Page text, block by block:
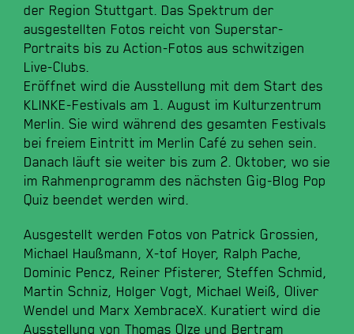
der Region Stuttgart. Das Spektrum der
ausgestellten Fotos reicht von Superstar-
Portraits bis zu Action-Fotos aus schwitzigen
Live-Clubs.
Eröffnet wird die Ausstellung mit dem Start des
KLINKE-Festivals am 1. August im Kulturzentrum
Merlin. Sie wird während des gesamten Festivals
bei freiem Eintritt im Merlin Café zu sehen sein.
Danach läuft sie weiter bis zum 2. Oktober, wo sie
im Rahmenprogramm des nächsten Gig-Blog Pop
Quiz beendet werden wird.
Ausgestellt werden Fotos von Patrick Grossien,
Michael Haußmann, X-tof Hoyer, Ralph Pache,
Dominic Pencz, Reiner Pfisterer, Steffen Schmid,
Martin Schniz, Holger Vogt, Michael Weiß, Oliver
Wendel und Marx XembraceX. Kuratiert wird die
Ausstellung von Thomas Olze und Bertram